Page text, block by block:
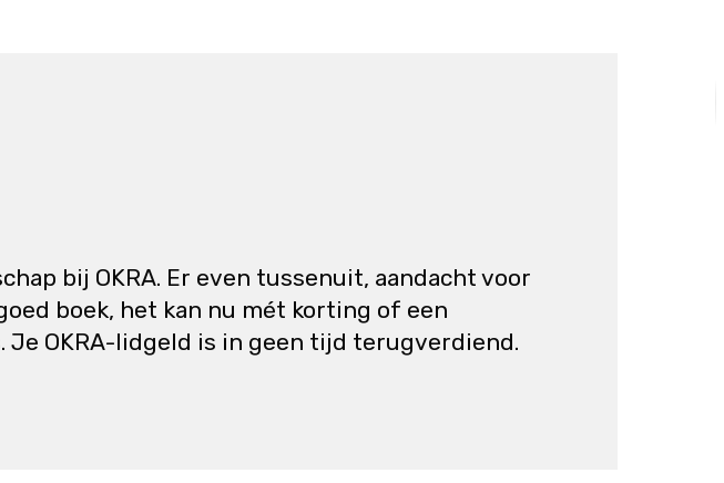
bij OKRA. Er even tussenuit, aandacht voor
boek, het kan nu mét korting of een
Je OKRA-lidgeld is in geen tijd terugverdiend.